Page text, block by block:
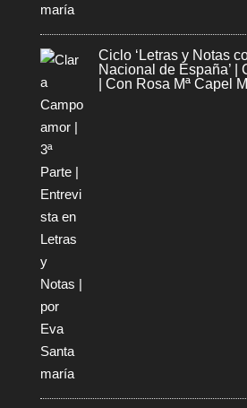
Ciclo ‘Letras y Notas
Nacional de España’ |
| Con Rosa Mª Capel